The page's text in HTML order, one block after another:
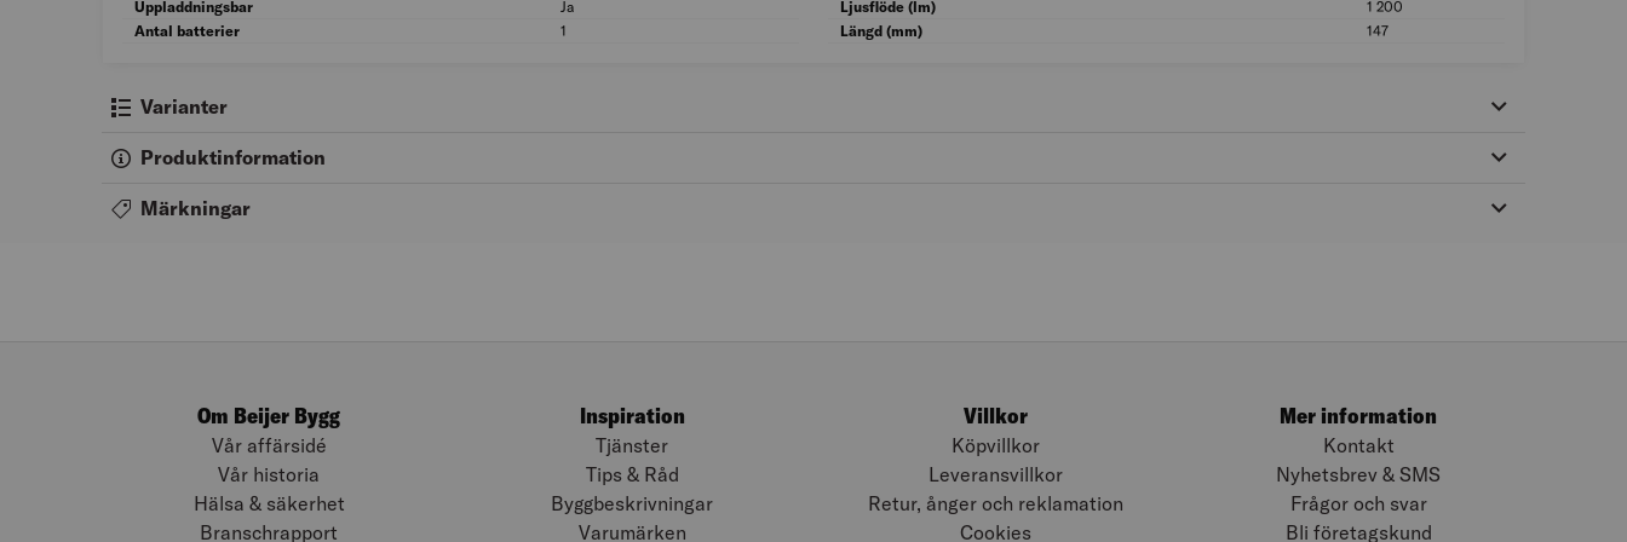
Uppladdningsbar
Ja
Uppladdningsbar: Ja
Antal batterier
1 Antal batterier: 1
Ljusflöde (lm)
1 200
Längd (mm)
147
Varianter
Produktinformation
Märkningar
Om Beijer Bygg
Vår affärsidé
Vår historia
Hälsa & säkerhet
Branschrapport
Inspiration
Tjänster
Tips & Råd
Byggbeskrivningar
Varumärken
Villkor
Köpvillkor
Leveransvillkor
Retur, ånger och reklamation
Cookies
Mer information
Kontakt
Nyhetsbrev & SMS
Frågor och svar
Bli företagskund